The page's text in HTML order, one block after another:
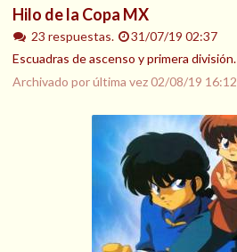
Hilo de la Copa MX
23 respuestas.
31/07/19 02:37
Escuadras de ascenso y primera división.
Archivado por última vez02/08/19 16:12